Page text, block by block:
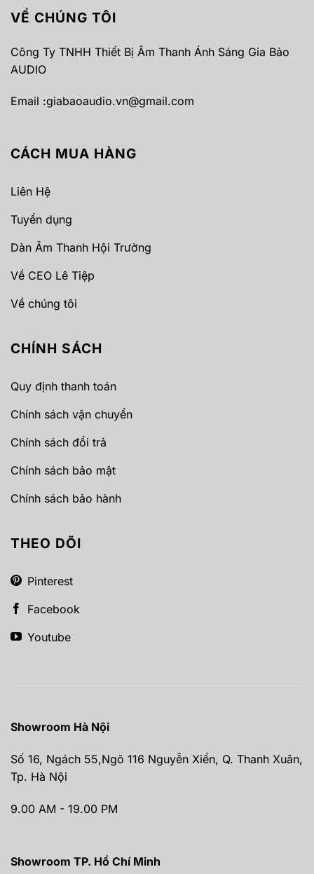
VỀ CHÚNG TÔI
Công Ty TNHH Thiết Bị Âm Thanh Ánh Sáng Gia Bảo
AUDIO
Email :giabaoaudio.vn@gmail.com
CÁCH MUA HÀNG
Liên Hệ
Tuyển dụng
Dàn Âm Thanh Hội Trường
Về CEO Lê Tiệp
Về chúng tôi
CHÍNH SÁCH
Quy định thanh toán
Chính sách vận chuyển
Chính sách đổi trả
Chính sách bảo mật
Chính sách bảo hành
THEO DÕI
Pinterest
Facebook
Youtube
Showroom Hà Nội
Số 16, Ngách 55,Ngõ 116 Nguyễn Xiển, Q. Thanh Xuân,
Tp. Hà Nội
9.00 AM - 19.00 PM
Showroom TP. Hồ Chí Minh